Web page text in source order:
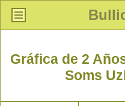
Gráfica de 2
Soms